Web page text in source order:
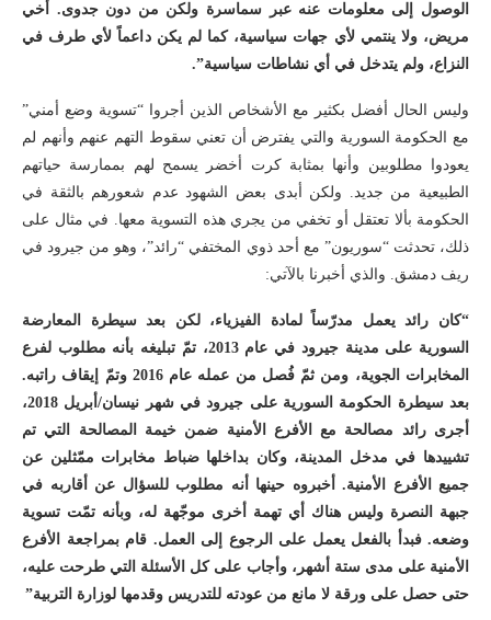
الوصول إلى معلومات عنه عبر سماسرة ولكن من دون جدوى. أخي
مريض، ولا ينتمي لأي جهات سياسية، كما لم يكن داعماً لأي طرف في
النزاع، ولم يتدخل في أي نشاطات سياسية”.
وليس الحال أفضل بكثير مع الأشخاص الذين أجروا “تسوية وضع أمني”
مع الحكومة السورية والتي يفترض أن تعني سقوط التهم عنهم وأنهم لم
يعودوا مطلوبين وأنها بمثابة كرت أخضر يسمح لهم بممارسة حياتهم
الطبيعية من جديد. ولكن أبدى بعض الشهود عدم شعورهم بالثقة في
الحكومة بألا تعتقل أو تخفي من يجري هذه التسوية معها. في مثال على
ذلك، تحدثت “سوريون” مع أحد ذوي المختفي “رائد”، وهو من جيرود في
ريف دمشق. والذي أخبرنا بالآتي:
“كان رائد يعمل مدرّساً لمادة الفيزياء، لكن بعد سيطرة المعارضة
السورية على مدينة جيرود في عام 2013، تمّ تبليغه بأنه مطلوب لفرع
المخابرات الجوية، ومن ثمّ فُصل من عمله عام 2016 وتمّ إيقاف راتبه.
بعد سيطرة الحكومة السورية على جيرود في شهر نيسان/أبريل 2018،
أجرى رائد مصالحة مع الأفرع الأمنية ضمن خيمة المصالحة التي تم
تشييدها في مدخل المدينة، وكان بداخلها ضباط مخابرات ممّثلين عن
جميع الأفرع الأمنية. أخبروه حينها أنه مطلوب للسؤال عن أقاربه في
جبهة النصرة وليس هناك أي تهمة أخرى موجّهة له، وبأنه تمّت تسوية
وضعه. فبدأ بالفعل يعمل على الرجوع إلى العمل. قام بمراجعة الأفرع
الأمنية على مدى ستة أشهر، وأجاب على كل الأسئلة التي طرحت عليه،
حتى حصل على ورقة لا مانع من عودته للتدريس وقدمها لوزارة التربية”